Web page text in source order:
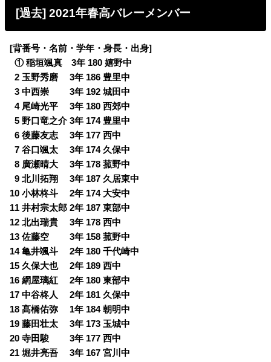
[過去] 2021年春高バレーメンバー
[背番号・名前・学年・身長・出身]
0① 稲垣颯真 3年 180 嬉野中
02 玉野秀磨 3年 186 豊里中
03 中西崇 3年 192 城田中
04 尾崎光平 3年 180 西郊中
05 野口竜之介 3年 174 豊里中
06 後藤友志 3年 177 西中
07 谷口颯太 3年 174 久保中
08 廣瀬晴大 3年 178 菰野中
09 北川拓翔 3年 187 久居東中
10 小林柊斗 2年 174 大安中
11 井村宗太郎 2年 187 東部中
12 北出瑞貴 3年 178 西中
13 佐藤空 3年 158 菰野中
14 亀井颯斗 2年 180 千代崎中
15 久保大也 2年 189 西中
16 網屋璃紅 2年 180 東部中
17 中谷柊人 2年 181 久保中
18 髙橋佑弥 1年 184 朝明中
19 藤田壮太 3年 173 玉城中
20 寺田駿 3年 177 西中
21 堀井亮吾 3年 167 宮川中